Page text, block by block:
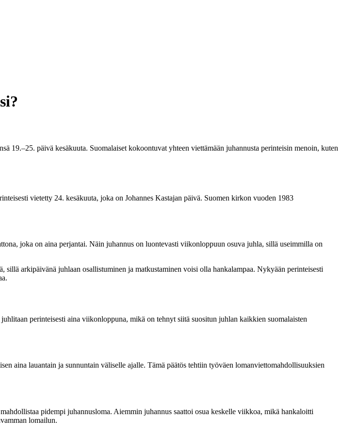
19.–25. päivä kesäkuuta. Suomalaiset kokoontuvat yhteen viettämään juhannusta perinteisin menoin, kuten
vietetty 24. kesäkuuta, joka on Johannes Kastajan päivä. Suomen kirkon vuoden 1983
joka on aina perjantai. Näin juhannus on luontevasti viikonloppuun osuva juhla, sillä useimmilla on
arkipäivänä juhlaan osallistuminen ja matkustaminen voisi olla hankalampaa. Nykyään perinteisesti
perinteisesti aina viikonloppuna, mikä on tehnyt siitä suositun juhlan kaikkien suomalaisten
aina lauantain ja sunnuntain väliselle ajalle. Tämä päätös tehtiin työväen lomanviettomahdollisuuksien
pidempi juhannusloma. Aiemmin juhannus saattoi osua keskelle viikkoa, mikä hankaloitti
lomailun.